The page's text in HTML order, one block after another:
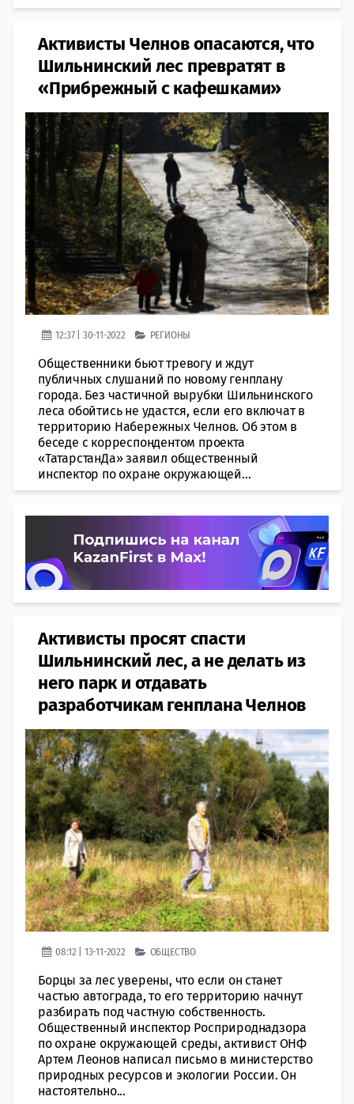
Активисты Челнов опасаются, что
Шильнинский лес превратят в
«Прибрежный с кафешками»
12:37 | 30-11-2022 РЕГИОНЫ
Общественники бьют тревогу и ждут
публичных слушаний по новому генплану
города. Без частичной вырубки Шильнинского
леса обойтись не удастся, если его включат в
территорию Набережных Челнов. Об этом в
беседе с корреспондентом проекта
«ТатарстанДа» заявил общественный
инспектор по охране окружающей...
Активисты просят спасти
Шильнинский лес, а не делать из
него парк и отдавать
разработчикам генплана Челнов
08:12 | 13-11-2022 ОБЩЕСТВО
Борцы за лес уверены, что если он станет
частью автограда, то его территорию начнут
разбирать под частную собственность.
Общественный инспектор Росприроднадзора
по охране окружающей среды, активист ОНФ
Артем Леонов написал письмо в министерство
природных ресурсов и экологии России. Он
настоятельно...